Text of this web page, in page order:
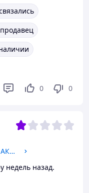
0 0
Краска для разметки дорог АК-501 АК-11 (по бетону)
недель назад.